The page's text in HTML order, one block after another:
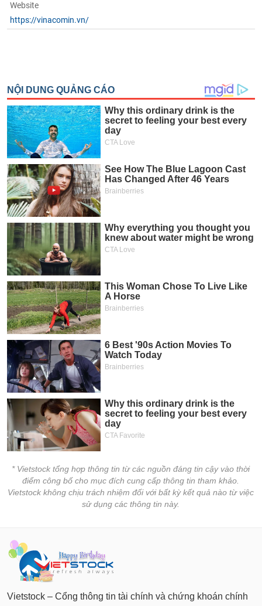
Website
https://vinacomin.vn/
* Vietstock tổng hợp thông tin từ các nguồn đáng tin cậy vào thời
điểm công bố cho mục đích cung cấp thông tin tham khảo.
Vietstock không chịu trách nhiệm đối với bất kỳ kết quả nào từ việc
sử dụng các thông tin này.
Vietstock – Cổng thông tin tài chính và chứng khoán chính